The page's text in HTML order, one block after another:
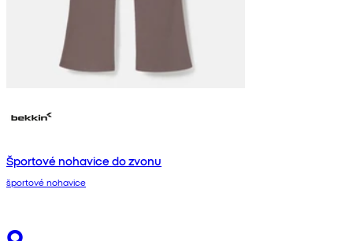
Športové nohavice do zvonu
športové nohavice